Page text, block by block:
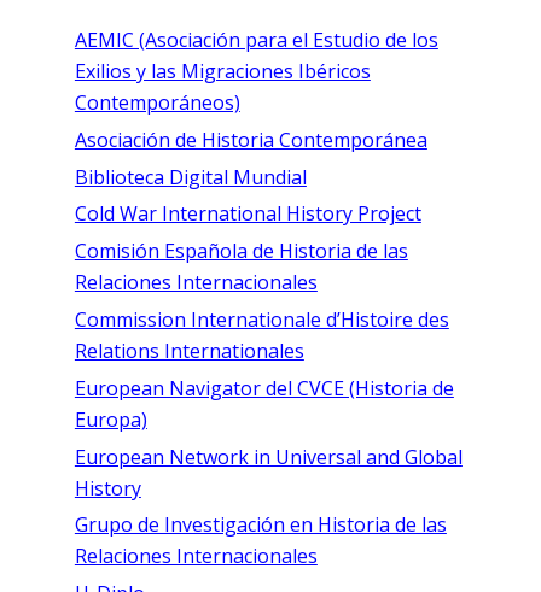
AEMIC (Asociación para el Estudio de los
Exilios y las Migraciones Ibéricos
Contemporáneos)
Asociación de Historia Contemporánea
Biblioteca Digital Mundial
Cold War International History Project
Comisión Española de Historia de las
Relaciones Internacionales
Commission Internationale d’Histoire des
Relations Internationales
European Navigator del CVCE (Historia de
Europa)
European Network in Universal and Global
History
Grupo de Investigación en Historia de las
Relaciones Internacionales